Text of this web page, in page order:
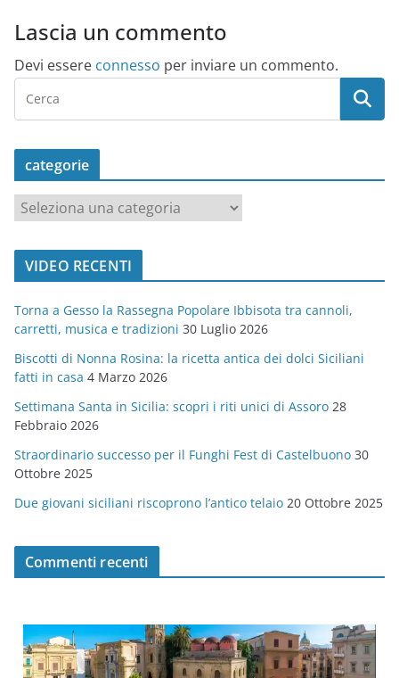
Lascia un commento
Devi essere connesso per inviare un commento.
categorie
t
o
r
i
e
VIDEO RECENTI
Torna a Gesso la Rassegna Popolare Ibbisota tra cannoli,
carretti, musica e tradizioni 30 Luglio 2026
Biscotti di Nonna Rosina: la ricetta antica dei dolci Siciliani
fatti in casa 4 Marzo 2026
Settimana Santa in Sicilia: scopri i riti unici di Assoro 28
Febbraio 2026
Straordinario successo per il Funghi Fest di Castelbuono 30
Ottobre 2025
Due giovani siciliani riscoprono l’antico telaio 20 Ottobre 2025
Commenti recenti